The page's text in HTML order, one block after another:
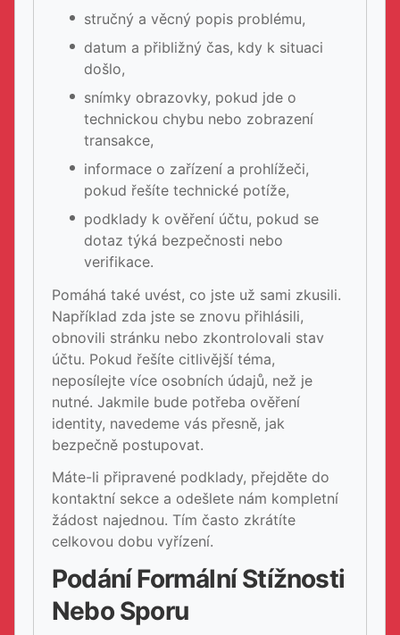
stručný a věcný popis problému,
datum a přibližný čas, kdy k situaci
došlo,
snímky obrazovky, pokud jde o
technickou chybu nebo zobrazení
transakce,
informace o zařízení a prohlížeči,
pokud řešíte technické potíže,
podklady k ověření účtu, pokud se
dotaz týká bezpečnosti nebo
verifikace.
Pomáhá také uvést, co jste už sami zkusili.
Například zda jste se znovu přihlásili,
obnovili stránku nebo zkontrolovali stav
účtu. Pokud řešíte citlivější téma,
neposílejte více osobních údajů, než je
nutné. Jakmile bude potřeba ověření
identity, navedeme vás přesně, jak
bezpečně postupovat.
Máte-li připravené podklady, přejděte do
kontaktní sekce a odešlete nám kompletní
žádost najednou. Tím často zkrátíte
celkovou dobu vyřízení.
Podání Formální Stížnosti
Nebo Sporu